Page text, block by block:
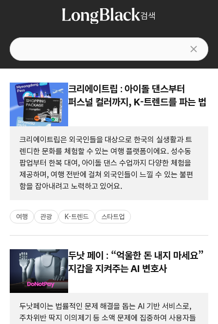
검색
크리에이트립 : 아이돌 댄스부터
퍼스널 컬러까지, K-트렌드를 파는 법
크리에이트립은 외국인들을 대상으로 한국의 실생활과 트
렌디한 문화를 체험할 수 있는 여행 플랫폼이에요. 성수동
팝업부터 한복 대여, 아이돌 댄스 수업까지 다양한 체험을
제공하며, 여행 전반에 걸쳐 외국인들이 느낄 수 있는 불편
함을 잡아내려고 노력하고 있어요.
여행 관광 K-트렌드 스타트업
두낫 페이 : “억울한 돈 내지 마세요”
지갑을 지켜주는 AI 변호사
두낫페이는 법률적인 문제 해결을 돕는 AI 기반 서비스로,
주차위반 딱지 이의제기 등 소액 문제에 집중하여 사용자들